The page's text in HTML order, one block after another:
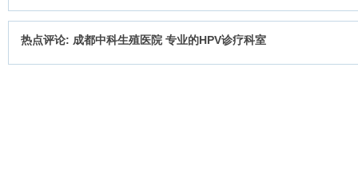
热点评论: 成都中科生殖医院 专业的HPV诊疗科室